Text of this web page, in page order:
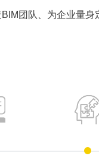
团队、为企业量身